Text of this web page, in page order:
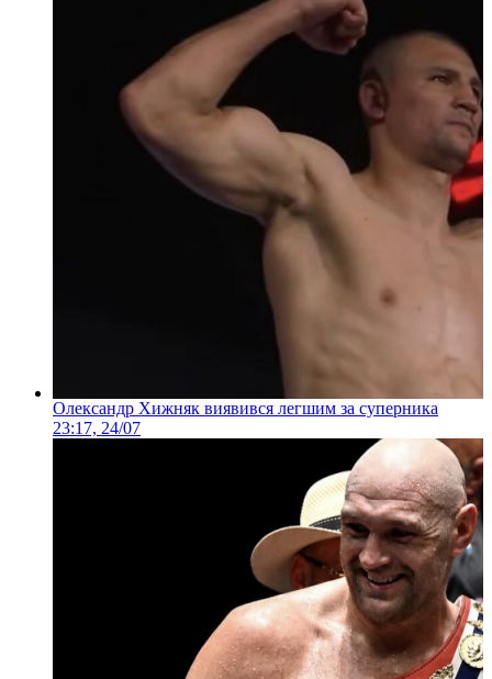
Олександр Хижняк виявився легшим за суперника
23:17, 24/07